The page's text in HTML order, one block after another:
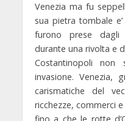
Venezia ma fu
sua pietra tombale
furono prese dagli
durante una rivolta e
Costantinopoli
invasione. Venezia,
carismatiche del
ricchezze, commerci